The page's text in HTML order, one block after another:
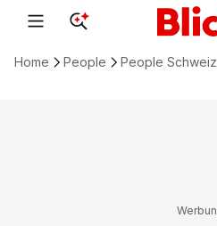
Home People People Schweiz